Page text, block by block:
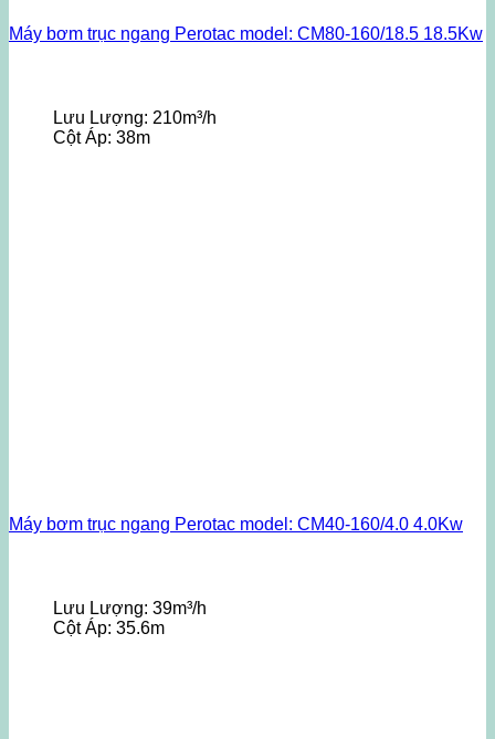
Máy bơm trục ngang Perotac model: CM80-160/18.5 18.5Kw
Lưu Lượng: 210m³/h
Cột Áp: 38m
Máy bơm trục ngang Perotac model: CM40-160/4.0 4.0Kw
Lưu Lượng: 39m³/h
Cột Áp: 35.6m